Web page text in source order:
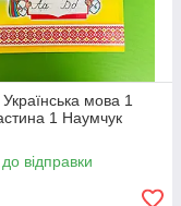
мова 1
1 Наумчук
відправки